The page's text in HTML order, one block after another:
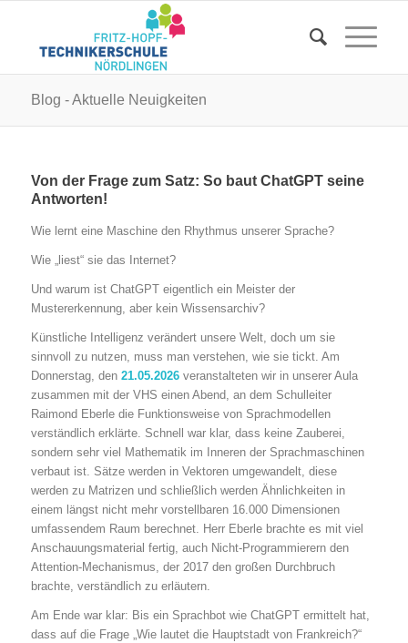
Blog - Aktuelle Neuigkeiten
Von der Frage zum Satz: So baut ChatGPT seine
Antworten!
Wie lernt eine Maschine den Rhythmus unserer Sprache?
Wie „liest“ sie das Internet?
Und warum ist ChatGPT eigentlich ein Meister der
Mustererkennung, aber kein Wissensarchiv?
Künstliche Intelligenz verändert unsere Welt, doch um sie
sinnvoll zu nutzen, muss man verstehen, wie sie tickt. Am
Donnerstag, den 21.05.2026veranstalteten wir in unserer Aula
zusammen mit der VHS einen Abend, an dem Schulleiter
Raimond Eberle die Funktionsweise von Sprachmodellen
verständlich erklärte. Schnell war klar, dass keine Zauberei,
sondern sehr viel Mathematik im Inneren der Sprachmaschinen
verbaut ist. Sätze werden in Vektoren umgewandelt, diese
werden zu Matrizen und schließlich werden Ähnlichkeiten in
einem längst nicht mehr vorstellbaren 16.000 Dimensionen
umfassendem Raum berechnet. Herr Eberle brachte es mit viel
Anschauungsmaterial fertig, auch Nicht-Programmierern den
Attention-Mechanismus, der 2017 den großen Durchbruch
brachte, verständlich zu erläutern.
Am Ende war klar: Bis ein Sprachbot wie ChatGPT ermittelt hat,
dass auf die Frage „Wie lautet die Hauptstadt von Frankreich?“